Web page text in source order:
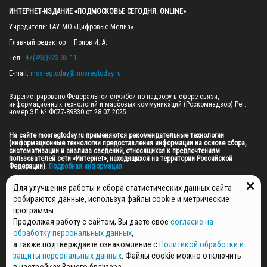
ИНТЕРНЕТ-ИЗДАНИЕ «ПОДМОСКОВЬЕ СЕГОДНЯ. ONLINE»
Учредители: ГАУ МО «Цифровые Медиа»
Главный редактор — Попов И. А.
Тел.: +7(495)223-35-11
E-mail: mosregtoday@mosregtoday.ru
Зарегистрировано Федеральной службой по надзору в сфере связи,
информационных технологий и массовых коммуникаций (Роскомнадзор) Рег.
номер ЭЛ № ФС77-89830 от 28.07.2025
На сайте mosregtoday.ru применяются рекомендательные технологии
(информационные технологии предоставления информации на основе сбора,
систематизации и анализа сведений, относящихся к предпочтениям
пользователей сети «Интернет», находящихся на территории Российской
Федерации). Подробная информация
© 2026 ПРАВА НА ВСЕ МАТЕРИАЛЫ САЙТА ПРИНАДЛЕЖАТ ГАУ МО "ЦИФРОВЫЕ
МЕДИА" (ОГРН: 1255000059467).
ПОЛИТИКА ОБРАБОТКИ И ЗАЩИТЫ ПЕРСОНАЛЬНЫХ ДАННЫХ
НОВОСТИ
ГАЗЕТЫ
Для улучшения работы и сбора статистических данных сайта
собираются данные, используя файлы cookie и метрические
программы.
Продолжая работу с сайтом, Вы даете свое согласие на
обработку персональных данных,
а также подтверждаете ознакомление с Политикой обработки и
защиты персональных данных . Файлы cookie можно отключить